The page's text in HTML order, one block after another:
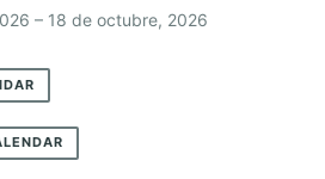
– 18 de octubre, 2026